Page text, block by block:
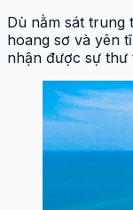
Dù nằm sát trung
hoang sơ và yên
nhận được sự thư